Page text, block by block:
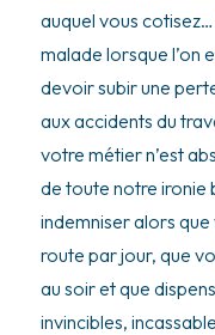
auquel vous
malade lorsque l’on
devoir subir une
aux accidents du
votre métier n’est
de toute notre ironie
indemniser alors
route par jour, que
au soir et que
invincibles,